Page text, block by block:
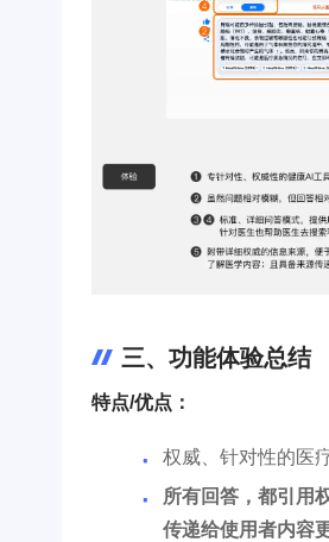
三、功能体验总结
特点/优点：
权威、针对性的医
所有回答，都引用
传递给使用者内容